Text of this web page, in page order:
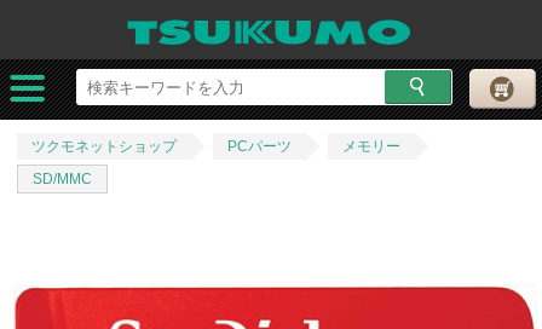
ツクモネットショップ PCパーツ
メモリー
SD/MMC